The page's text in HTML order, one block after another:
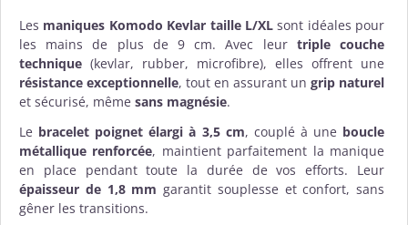
Les maniques Komodo Kevlar taille L/XLsont idéales pour
les mains de plus de 9 cm. Avec leur triple couche
technique (kevlar, rubber, microfibre), elles offrent une
résistance exceptionnelle, tout en assurant un grip naturel
et sécurisé, même sans magnésie.
Le bracelet poignet élargi à 3,5 cm, couplé à une boucle
métallique renforcée, maintient parfaitement la manique
en place pendant toute la durée de vos efforts. Leur
épaisseur de 1,8 mm garantit souplesse et confort, sans
gêner les transitions.